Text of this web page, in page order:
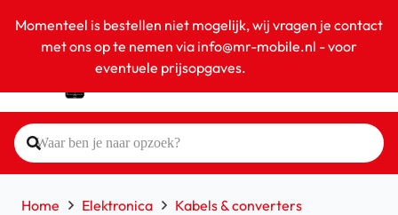
Momenteel is bestellen niet mogelijk, wij vragen je contact
met ons op te nemen via info@mr-mobile.nl - voor
eventuele prijsopgaves.
Home Elektronica Kabels & converters